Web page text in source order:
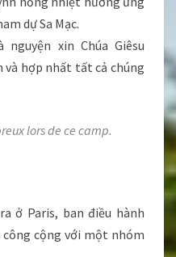
dự Sa Mạc.
xin Chúa Giêsu
và hợp nhất tất cả chúng
lors de ce camp.
ở Paris, ban điều hành
cộng với một nhóm